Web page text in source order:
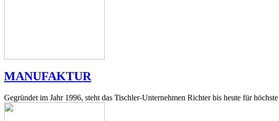
MANUFAKTUR
Gegründet im Jahr 1996, steht das Tischler-Unternehmen Richter bis heute für